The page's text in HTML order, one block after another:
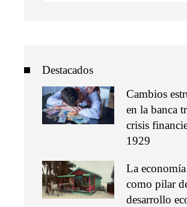
Destacados
Cambios
en la banca
crisis
1929
La
como pilar
desarrollo